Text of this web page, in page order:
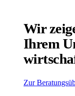
Wir
Ihrem
Zur